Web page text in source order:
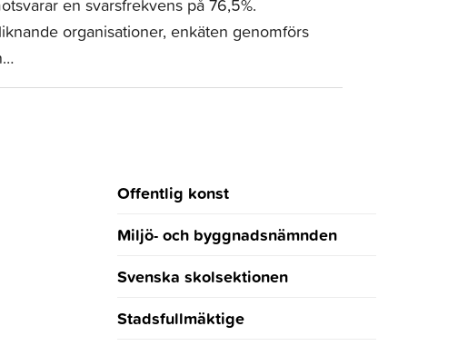
en svarsfrekvens på 76,5%.
organisationer, enkäten genomförs
Offentlig konst
Miljö- och byggnadsnämnden
Svenska skolsektionen
Stadsfullmäktige